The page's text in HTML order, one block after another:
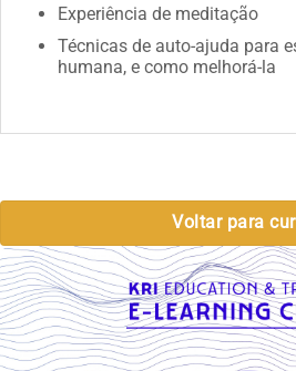
Experiência de meditação
Técnicas de auto-ajuda para
humana, e como melhorá-la
Voltar para